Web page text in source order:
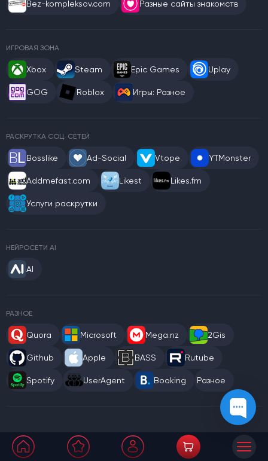
Bez-kompleksov.com Разные сайты знакомств
ИГРОВАЯ ЗОНА
Xbox Steam Epic Games Uplay
GOG Roblox Игры: Разное
РАСКРУТКА СОЦ. СЕТЕЙ
Bosslike Ad-Social Vtope YTMonster
Addmefast.com Likest Likes.fm
Услуги раскрутки
НЕЙРОСЕТИ AI
AI
РАЗНОЕ
Quora Microsoft Mega.nz 2Gis
Github Apple BASS Rutube
Spotify UserAgent Booking Разное
*Соцсети Instagram и Facebook запрещены в РФ. 21.03.2022 компания
Правила сервисаПубличная оферта
Политика обмена и возврата
Политика конфиденциальности